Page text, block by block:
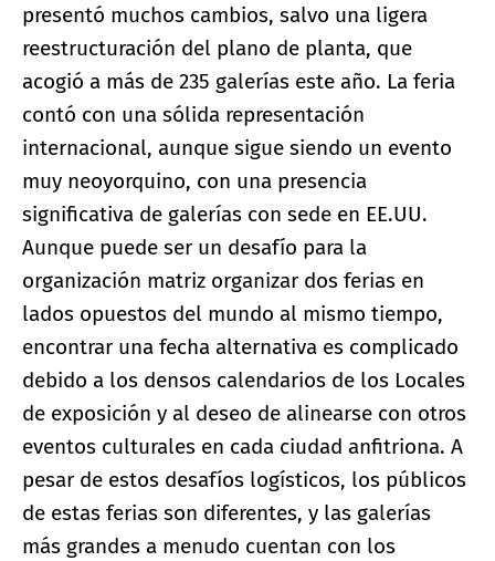
presentó muchos cambios, salvo una ligera
reestructuración del plano de planta, que
acogió a más de 235 galerías este año. La feria
contó con una sólida representación
internacional, aunque sigue siendo un evento
muy neoyorquino, con una presencia
significativa de galerías con sede en EE.UU.
Aunque puede ser un desafío para la
organización matriz organizar dos ferias en
lados opuestos del mundo al mismo tiempo,
encontrar una fecha alternativa es complicado
debido a los densos calendarios de los Locales
de exposición y al deseo de alinearse con otros
eventos culturales en cada ciudad anfitriona. A
pesar de estos desafíos logísticos, los públicos
de estas ferias son diferentes, y las galerías
más grandes a menudo cuentan con los